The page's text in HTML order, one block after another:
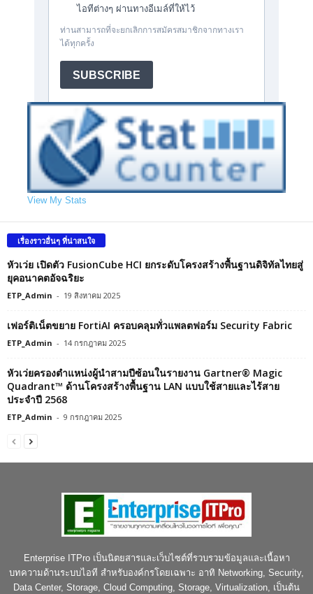
View My Stats
เรื่องราวอื่นๆ ที่น่าสนใจ
หัวเว่ย เปิดตัว FusionCube HCI ยกระดับโครงสร้างพื้นฐานดิจิทัลไทยสู่
ยุคอนาคตอัจฉริยะ
ETP_Admin - 19 สิงหาคม 2025
เฟอร์ติเน็ตขยาย FortiAI ครอบคลุมทั่วแพลตฟอร์ม Security Fabric
ETP_Admin - 14 กรกฎาคม 2025
หัวเว่ยครองตำแหน่งผู้นำสามปีซ้อนในรายงาน Gartner® Magic
Quadrant™ ด้านโครงสร้างพื้นฐาน LAN แบบใช้สายและไร้สาย
ประจำปี 2568
ETP_Admin - 9 กรกฎาคม 2025
Enterprise ITPro เป็นนิตยสารและเว็บไซต์ที่รวบรวมข้อมูลและเนื้อหา
บทความด้านระบบไอที สำหรับองค์กรโดยเฉพาะ อาทิ Networking, Security,
Data Center, Storage, Cloud Computing, Storage, Virtualization, เป็นต้น